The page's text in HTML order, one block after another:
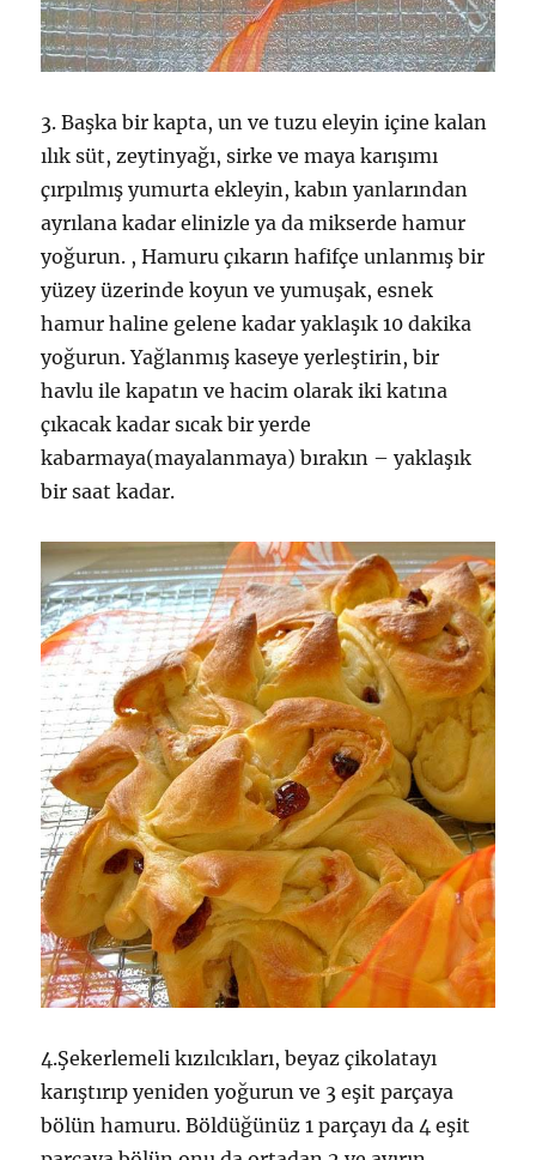
3. Başka bir kapta, un ve tuzu eleyin içine kalan
ılık süt, zeytinyağı, sirke ve maya karışımı
çırpılmış yumurta ekleyin, kabın yanlarından
ayrılana kadar elinizle ya da mikserde hamur
yoğurun. , Hamuru çıkarın hafifçe unlanmış bir
yüzey üzerinde koyun ve yumuşak, esnek
hamur haline gelene kadar yaklaşık 10 dakika
yoğurun. Yağlanmış kaseye yerleştirin, bir
havlu ile kapatın ve hacim olarak iki katına
çıkacak kadar sıcak bir yerde
kabarmaya(mayalanmaya) bırakın – yaklaşık
bir saat kadar.
4.Şekerlemeli kızılcıkları, beyaz çikolatayı
karıştırıp yeniden yoğurun ve 3 eşit parçaya
bölün hamuru. Böldüğünüz 1 parçayı da 4 eşit